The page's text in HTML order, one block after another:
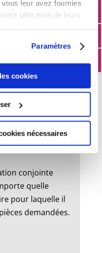
leur avez fournies
utilisation de leurs
Paramètres
cookies
nécessaires
à retirer en
célébré dans
futurs époux à
conjointe
quelle
pour laquelle il
demandées.